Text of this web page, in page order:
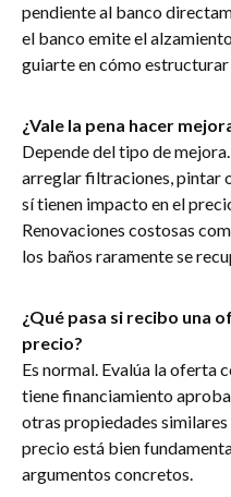
pendiente al banco
el banco emite el
guiarte en cómo
¿Vale la pena hacer
Depende del tipo de
arreglar filtraciones, pintar
sí tienen impacto en el
Renovaciones costosas
los baños raramente se
¿Qué pasa si recibo una
precio?
Es normal. Evalúa la oferta
tiene financiamiento
otras propiedades
precio está bien
argumentos concretos.